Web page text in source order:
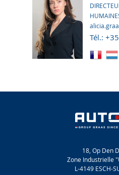
Tél.:
18, Op Den
Zone Industrielle
L-4149 ESCH-